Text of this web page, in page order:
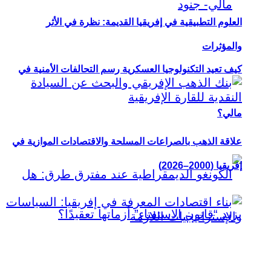
كيف تعيد التكنولوجيا العسكرية رسم التحالفات الأمنية في
مالي؟
العلوم التطبيقية في إفريقيا القديمة: نظرة في الأثر
والمؤثرات
علاقة الذهب بالصراعات المسلحة والاقتصادات الموازية في
إفريقيا (2000–2026)